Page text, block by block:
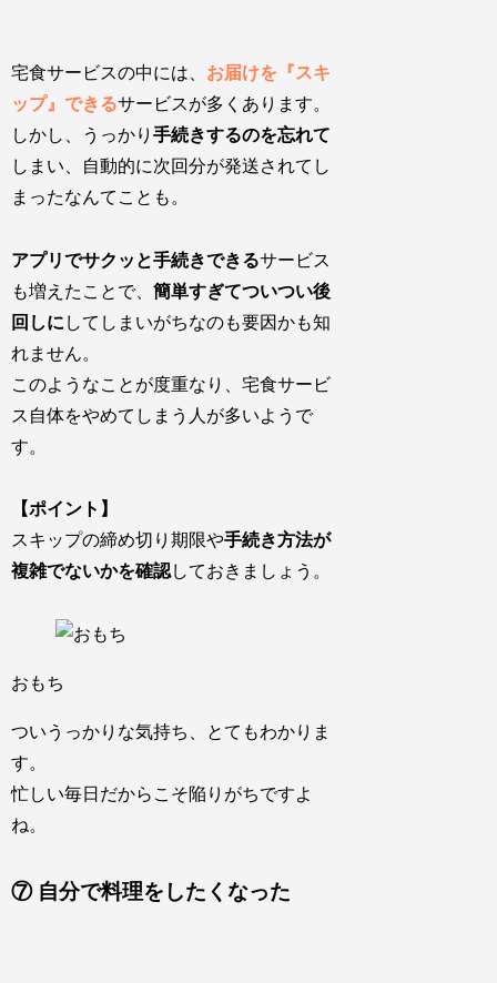
宅食サービスの中には、 お届けを『スキ
ップ』できるサービスが多くあります。
しかし、うっかり手続きするのを忘れて
しまい、
自動的に次回分が発送されてし
まったなんてことも。
アプリでサクッと手続きできるサービス
も増えたことで、簡単すぎてついつい後
回しに してしまいがちなのも要因かも知
れません。
このようなことが度重なり、宅食サービ
ス自体をやめてしまう 人が多いようで
す。
【ポイント】
スキップの締め切り期限や手続き方法が
複雑でないかを確認しておきましょう。
おもち
ついうっかりな気持ち、とてもわかりま
す。
忙しい毎日だからこそ陥りがちですよ
ね。
⑦ 自分で料理をしたくなった